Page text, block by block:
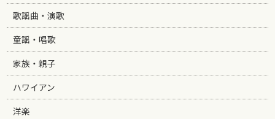
歌謡曲・演歌
童謡・唱歌
家族・親子
ハワイアン
洋楽